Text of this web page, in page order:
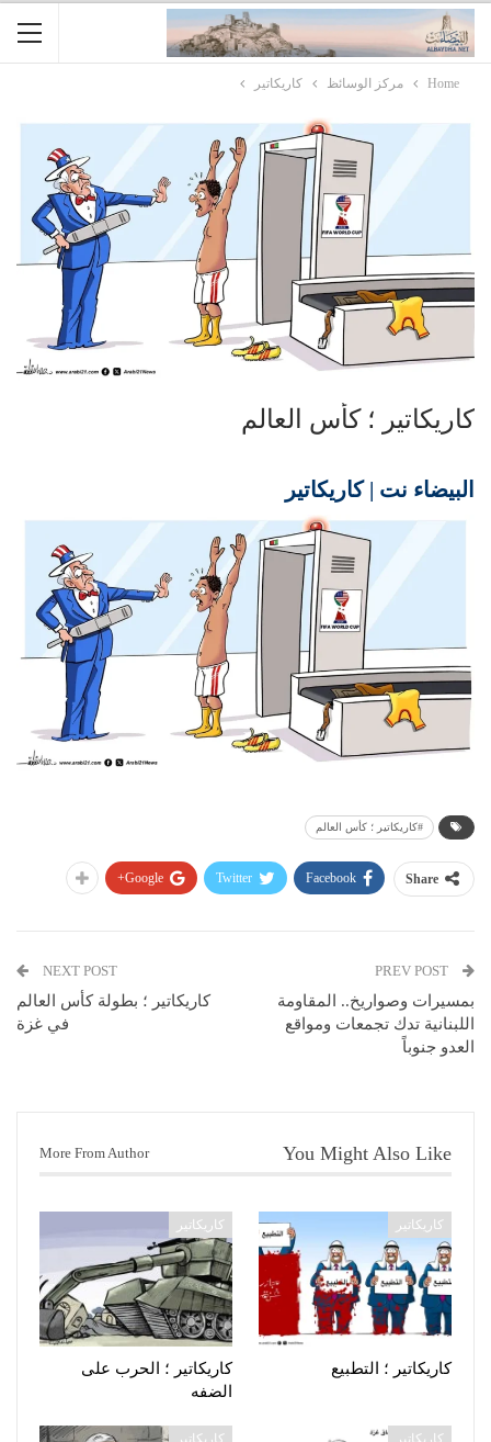
Home مركز الوسائظ كاريكاتير
کاریکاتیر ؛ كأس العالم
البيضاء نت | كاريكاتير
#کاریکاتیر ؛ كأس العالم
Share
Facebook
Twitter
Google+
بمسيرات وصواريخ.. المقاومة
اللبنانية تدك تجمعات ومواقع
العدو جنوباً
NEXT POST
كاريكاتير ؛ بطولة كأس العالم
في غزة
You Might Also Like
More From Author
كاريكاتير
کاریکاتیر ؛ التطبيع
كاريكاتير
كاريكاتير ؛ الحرب على
الضفه
كاريكاتير كاريكاتير